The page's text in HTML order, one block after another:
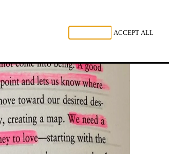
ACCEPT ALL